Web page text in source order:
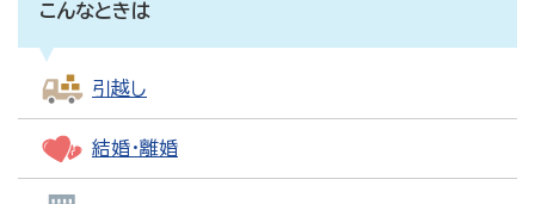
こんなときは
引越し
結婚・離婚